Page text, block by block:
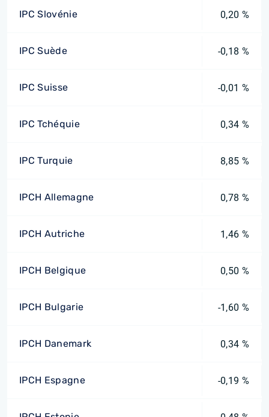
IPC Slovénie 0,20 %
IPC Suède -0,18 %
IPC Suisse -0,01 %
IPC Tchéquie 0,34 %
IPC Turquie 8,85 %
IPCH Allemagne 0,78 %
IPCH Autriche 1,46 %
IPCH Belgique 0,50 %
IPCH Bulgarie -1,60 %
IPCH Danemark 0,34 %
IPCH Espagne -0,19 %